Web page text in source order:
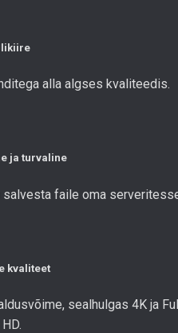
alla algses kvaliteedis.
ja turvaline
faile oma
kvaliteet
sealhulgas 4K ja
HD.